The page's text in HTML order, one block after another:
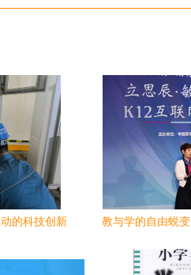
的科技创新
教与学的自由蜕